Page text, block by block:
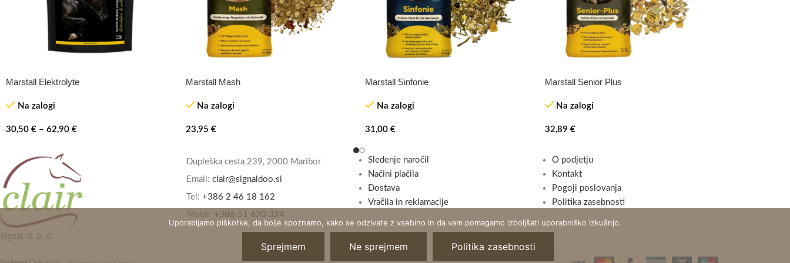
Marstall Elektrolyte
Na zalogi
30,50 € – 62,90 €
Marstall Mash
Na zalogi
23,95 €
Marstall Sinfonie
Na zalogi
31,00 €
Marstall Senior Plus
Na zalogi
32,89 €
Signal, d. o. o.
Dupleška cesta 239, 2000 Maribor
Email: clair@signaldoo.si
Tel: +386 2 46 18 162
Mobil: +386 51 620 324
Sledenje naročil
Načini plačila
Dostava
Vračila in reklamacije
O podjetju
Kontakt
Pogoji poslovanja
Politika zasebnosti
Uporabljamo piškotke, da bolje spoznamo, kako se odzivate z vsebino in da vam pomagamo izboljšati uporabniško izkušnjo.
Sprejmem Ne sprejmem Politika zasebnosti